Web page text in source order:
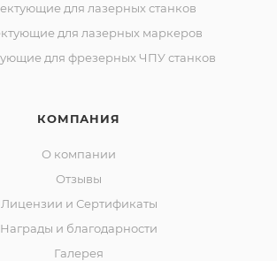
для лазерных станков
для лазерных маркеров
для фрезерных ЧПУ станков
КОМПАНИЯ
О компании
Отзывы
Лицензии и Сертификаты
Награды и благодарности
Галерея